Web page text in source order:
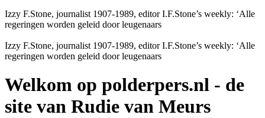
Izzy F.Stone, journalist 1907-1989, editor I.F.Stone’s weekly: ‘Alle
regeringen worden geleid door leugenaars
Izzy F.Stone, journalist 1907-1989, editor I.F.Stone’s weekly: ‘Alle
regeringen worden geleid door leugenaars
Welkom op polderpers.nl - de
site van Rudie van Meurs